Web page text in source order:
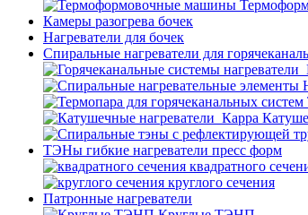
Камеры разогрева бочек
Нагреватели для бочек
Спиральные нагреватели для
ТЭНы гибкие нагреватели пресс форм
квадратного
круглого сечения
Патронные нагреватели